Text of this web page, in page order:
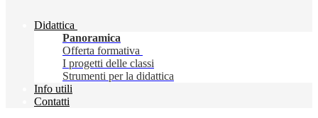
Didattica
Panoramica
Offerta formativa
I progetti delle classi
Strumenti per la didattica
Info utili
Contatti